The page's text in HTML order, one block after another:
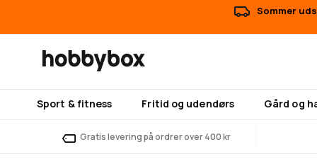
Sommer
Sport & fitness Fritid og udendørs Gård og
Gratis levering på ordrer over 400 kr